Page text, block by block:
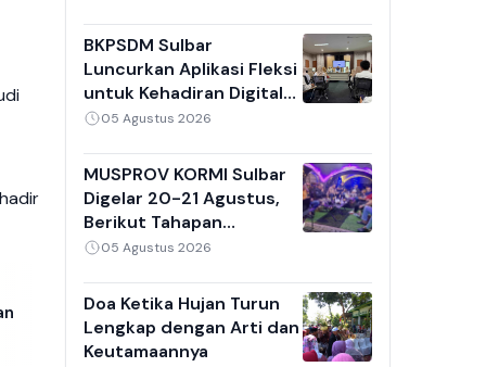
Jadi Daya Tarik
BKPSDM Sulbar
Luncurkan Aplikasi Fleksi
untuk Kehadiran Digital
ASN, 8 Perangkat Daerah
05 Agustus 2026
MUSPROV KORMI Sulbar
Digelar 20-21 Agustus,
Berikut Tahapan
Penjaringan Calon Ketua
05 Agustus 2026
Doa Ketika Hujan Turun
Lengkap dengan Arti dan
Keutamaannya